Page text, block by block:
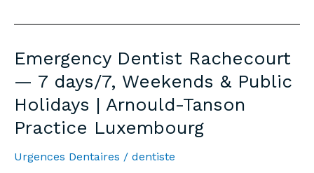
Rachecourt
7j/7,
Week-
end
et
Fériés
Emergency Dentist Rachecourt
— 7 days/7, Weekends & Public
Holidays | Arnould-Tanson
Practice Luxembourg
Urgences Dentaires / dentiste